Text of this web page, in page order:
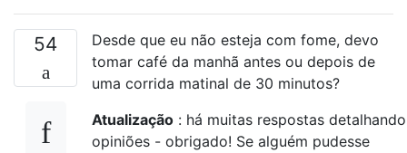
54
Desde que eu não esteja com fome, devo
tomar café da manhã antes ou depois de
uma corrida matinal de 30 minutos?
Atualização : há muitas respostas detalhando
opiniões - obrigado! Se alguém pudesse